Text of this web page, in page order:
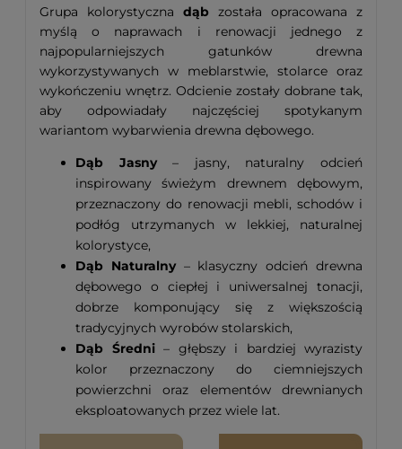
Grupa kolorystyczna dąb została opracowana z
myślą o naprawach i renowacji jednego z
najpopularniejszych gatunków drewna
wykorzystywanych w meblarstwie, stolarce oraz
wykończeniu wnętrz. Odcienie zostały dobrane tak,
aby odpowiadały najczęściej spotykanym
wariantom wybarwienia drewna dębowego.
Dąb Jasny– jasny, naturalny odcień
inspirowany świeżym drewnem dębowym,
przeznaczony do renowacji mebli, schodów i
podłóg utrzymanych w lekkiej, naturalnej
kolorystyce,
Dąb Naturalny– klasyczny odcień drewna
dębowego o ciepłej i uniwersalnej tonacji,
dobrze komponujący się z większością
tradycyjnych wyrobów stolarskich,
Dąb Średni– głębszy i bardziej wyrazisty
kolor przeznaczony do ciemniejszych
powierzchni oraz elementów drewnianych
eksploatowanych przez wiele lat.